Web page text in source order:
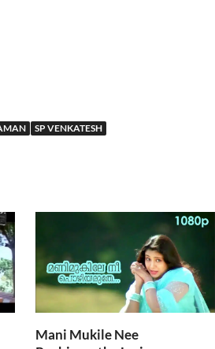
SP VENKATESH
Mani Mukile Nee